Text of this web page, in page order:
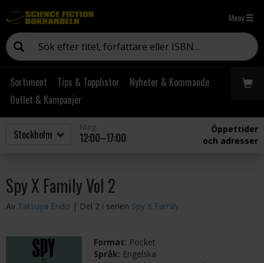
Meny
Sortiment Tips & Topplistor
Nyheter & Kommande
Outlet & Kampanjer
12:00–17:00
Öppettider
och adresser
Spy X Family Vol 2
Av Tatsuya Endo | Del 2 i serien Spy X Family
Format: Pocket
Språk: Engelska